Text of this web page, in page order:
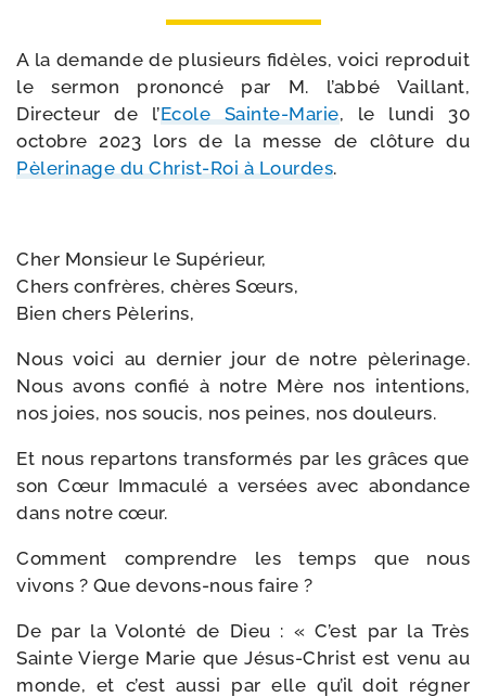
A la demande de plu­sieurs fidèles, voi­ci repro­duit
le ser­mon pro­non­cé par M. l’ab­bé Vaillant,
Directeur de l’Ecole Sainte-​Marie, le lun­di 30
octobre 2023 lors de la messe de clô­ture du
Pèlerinage du Christ-​Roi à Lourdes.
Cher Monsieur le Supérieur,
Chers confrères, chères Sœurs,
Bien chers Pèlerins,
Nous voi­ci au der­nier jour de notre pèle­ri­nage.
Nous avons confié à notre Mère nos inten­tions,
nos joies, nos sou­cis, nos peines, nos douleurs.
Et nous repar­tons trans­for­més par les grâces que
son Cœur Immaculé a ver­sées avec abon­dance
dans notre cœur.
Comment com­prendre les temps que nous
vivons ? Que devons-​nous faire ?
De par la Volonté de Dieu : « C’est par la Très
Sainte Vierge Marie que Jésus-​Christ est venu au
monde, et c’est aus­si par elle qu’il doit régner